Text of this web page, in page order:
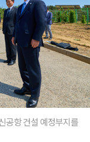
공항 건설 예정부지를